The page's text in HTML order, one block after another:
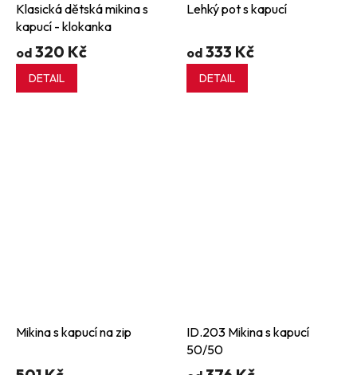
Klasická dětská mikina s
kapucí - klokanka
od 320 Kč
DETAIL
Lehký pot s kapucí
od 333 Kč
DETAIL
Mikina s kapucí na zip
ID.203 Mikina s kapucí
50/50